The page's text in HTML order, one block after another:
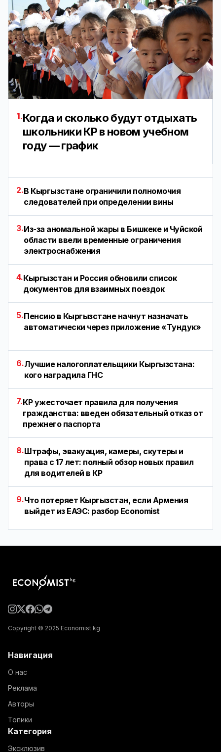
1.Когда и сколько будут отдыхать
школьники КР в новом учебном
году — график
2.В Кыргызстане ограничили полномочия
следователей при определении вины
3.Из-за аномальной жары в Бишкеке и Чуйской
области ввели временные ограничения
электроснабжения
4.Кыргызстан и Россия обновили список
документов для взаимных поездок
5.Пенсию в Кыргызстане начнут назначать
автоматически через приложение «Тундук»
6.Лучшие налогоплательщики Кыргызстана:
кого наградила ГНС
7.КР ужесточает правила для получения
гражданства: введен обязательный отказ от
прежнего паспорта
8.Штрафы, эвакуация, камеры, скутеры и
права с 17 лет: полный обзор новых правил
для водителей в КР
9.Что потеряет Кыргызстан, если Армения
выйдет из ЕАЭС: разбор Economist
Copyright © 2025 Economist.kg
Навигация
О нас
Реклама
Авторы
Топики
Категория
Эксклюзив